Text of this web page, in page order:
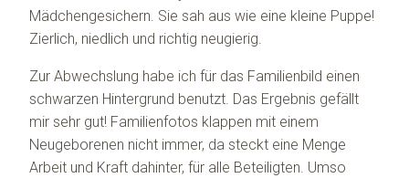
Mädchengesichern. Sie sah aus wie eine kleine Puppe!
Zierlich, niedlich und richtig neugierig.
Zur Abwechslung habe ich für das Familienbild einen
schwarzen Hintergrund benutzt. Das Ergebnis gefällt
mir sehr gut! Familienfotos klappen mit einem
Neugeborenen nicht immer, da steckt eine Menge
Arbeit und Kraft dahinter, für alle Beteiligten. Umso